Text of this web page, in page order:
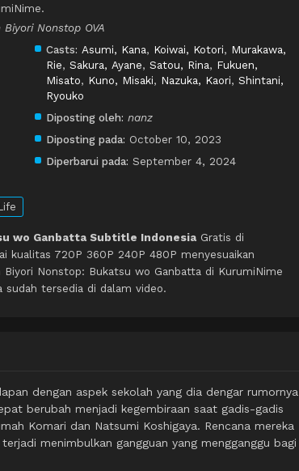
Nonstop OVA
Casts: Asumi, Kana, Koiwai, Kotori, Murakawa,
Rie, Sakura, Ayane, Satou, Rina, Fukuen,
Misato, Kuno, Misaki, Nazuka, Kaori, Shintani,
Ryouko
Diposting oleh: nanz
Diposting pada: October 10, 2023
Diperbarui pada: September 4, 2024
wo Ganbatta Subtitle Indonesia Gratis di
kualitas 720P 360P 240P 480P menyesuaikan
Nonstop: Bukatsu wo Ganbatta di KurumiNime
tersedia di dalam video.
dengan aspek sekolah yang dia dengar rumornya
berubah menjadi kegembiraan saat gadis-gadis
Komari dan Natsumi Koshigaya. Rencana mereka
menimbulkan gangguan yang mengganggu bagi